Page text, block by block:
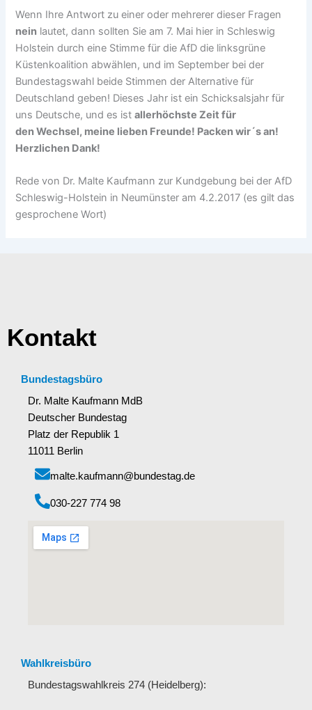
Wenn Ihre Antwort zu einer oder mehrerer dieser Fragen
nein lautet, dann sollten Sie am 7. Mai hier in Schleswig
Holstein durch eine Stimme für die AfD die linksgrüne
Küstenkoalition abwählen, und im September bei der
Bundestagswahl beide Stimmen der Alternative für
Deutschland geben! Dieses Jahr ist ein Schicksalsjahr für
uns Deutsche, und es istallerhöchste Zeit für
den Wechsel, meine lieben Freunde! Packen wir´s an!
Herzlichen Dank!
Rede von Dr. Malte Kaufmann zur Kundgebung bei der AfD
Schleswig-Holstein in Neumünster am 4.2.2017 (es gilt das
gesprochene Wort)
Kontakt
Bundestagsbüro
Dr. Malte Kaufmann MdB
Deutscher Bundestag
Platz der Republik 1
11011 Berlin
malte.kaufmann@bundestag.de
‭030-227 774 98‬
Wahlkreisbüro
Bundestagswahlkreis 274 (Heidelberg):